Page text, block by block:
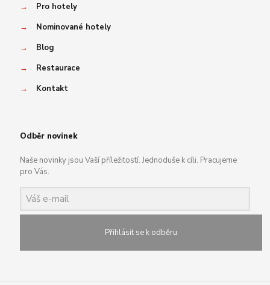
→
Pro hotely
→
Nominované hotely
→
Blog
→
Restaurace
→
Kontakt
Odběr novinek
Naše novinky jsou Vaší příležitostí. Jednoduše k cíli. Pracujeme
pro Vás.
Přihlásit se k odběru